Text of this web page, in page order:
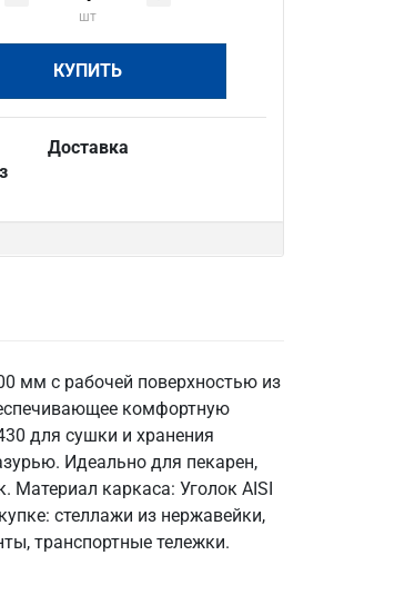
шт
КУПИТЬ
Доставка
мм с рабочей поверхностью из
комфортную
для сушки и хранения
Идеально для пекарен,
каркаса: Уголок AISI
стеллажи из нержавейки,
транспортные тележки.